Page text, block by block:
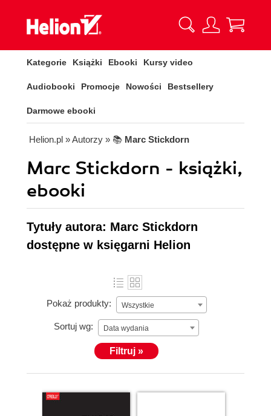
Kategorie Książki Ebooki Kursy video
Audiobooki Promocje Nowości Bestsellery
Darmowe ebooki
Helion.pl » Autorzy » 📚 Marc Stickdorn
Marc Stickdorn - książki,
ebooki
Tytuły autora: Marc Stickdorn
dostępne w księgarni Helion
Pokaż produkty: Wszystkie
Sortuj wg: Data wydania
Filtruj »